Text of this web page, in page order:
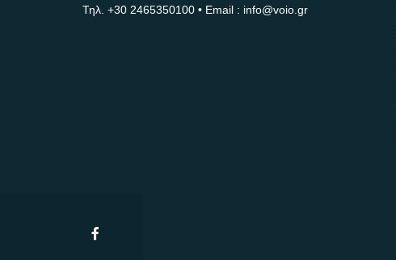
Τηλ. +30 2465350100 • Email : info@voio.gr